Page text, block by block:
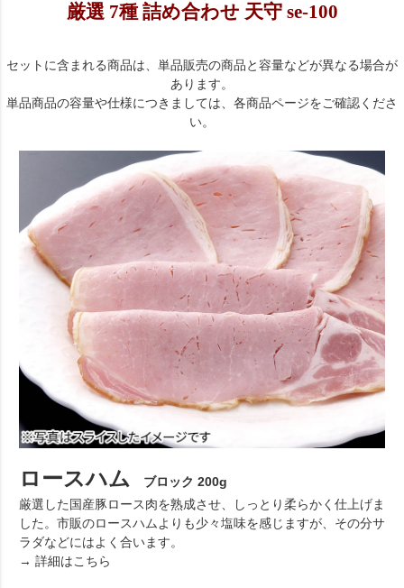
厳選 7種 詰め合わせ 天守 se-100
セットに含まれる商品は、単品販売の商品と容量などが異なる場合が
あります。
単品商品の容量や仕様につきましては、各商品ページをご確認くださ
い。
ロースハム ブロック 200g
厳選した国産豚ロース肉を熟成させ、しっとり柔らかく仕上げま
した。市販のロースハムよりも少々塩味を感じますが、その分サ
ラダなどにはよく合います。
→ 詳細はこちら